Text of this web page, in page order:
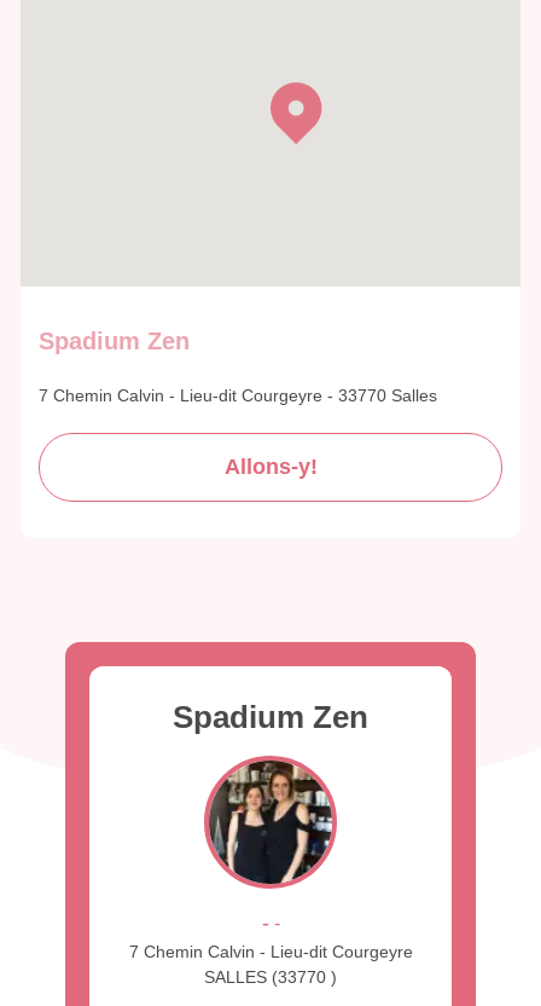
Spadium Zen
7 Chemin Calvin - Lieu-dit Courgeyre - 33770 Salles
Allons-y!
Spadium Zen
--
7 Chemin Calvin - Lieu-dit Courgeyre
SALLES (33770 )